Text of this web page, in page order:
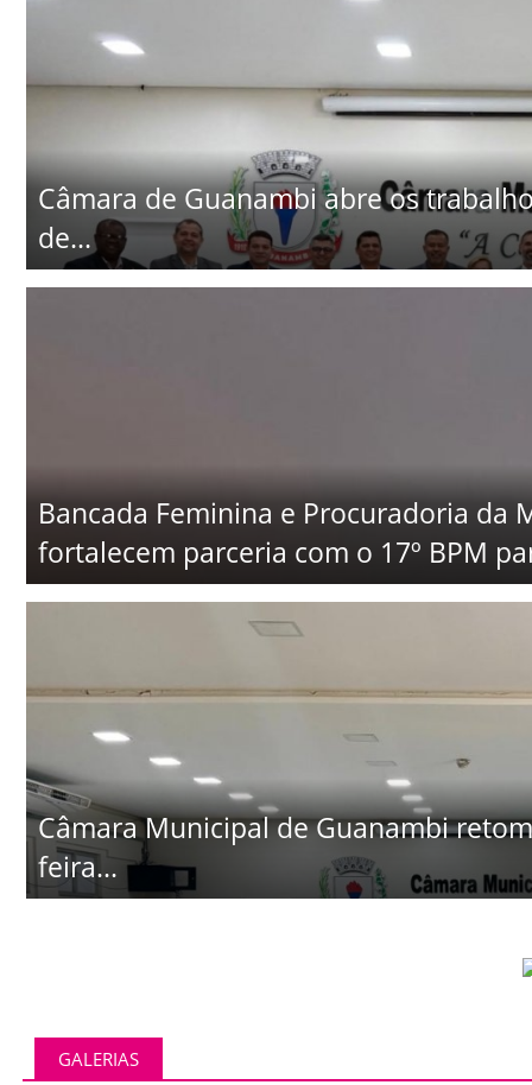
Câmara de Guanambi abre os
de...
Bancada Feminina e Procuradoria da
fortalecem parceria com o 17º BPM
Câmara Municipal de Guanambi
feira...
GALERIAS